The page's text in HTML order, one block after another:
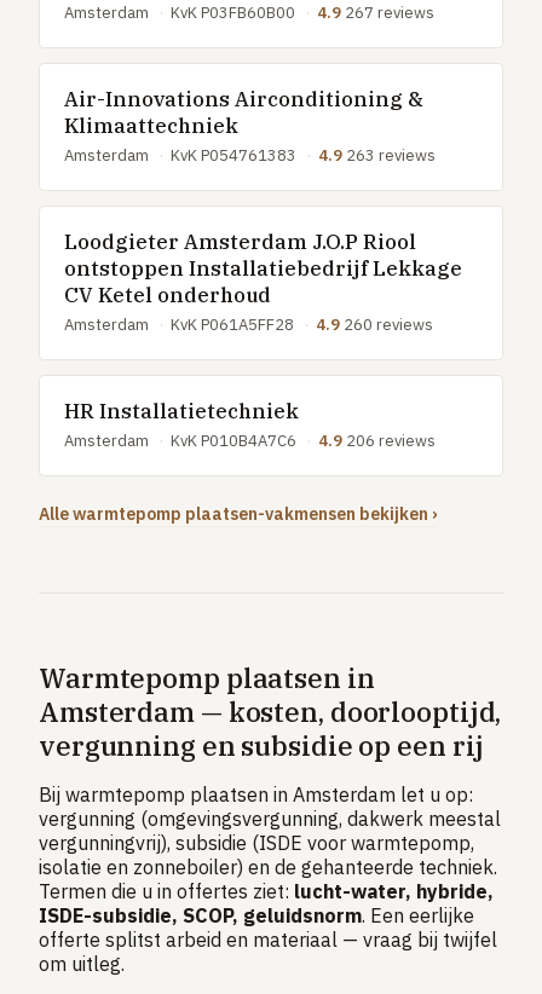
Amsterdam · KvK P03FB60B00 · 4.9 267 reviews
Air-Innovations Airconditioning &
Klimaattechniek
Amsterdam · KvK P054761383 · 4.9 263 reviews
Loodgieter Amsterdam J.O.P Riool
ontstoppen Installatiebedrijf Lekkage
CV Ketel onderhoud
Amsterdam · KvK P061A5FF28 · 4.9 260 reviews
HR Installatietechniek
Amsterdam · KvK P010B4A7C6 · 4.9 206 reviews
Alle warmtepomp plaatsen-vakmensen bekijken ›
Warmtepomp plaatsen in
Amsterdam — kosten, doorlooptijd,
vergunning en subsidie op een rij
Bij warmtepomp plaatsen in Amsterdam let u op:
vergunning (omgevingsvergunning, dakwerk meestal
vergunningvrij), subsidie (ISDE voor warmtepomp,
isolatie en zonneboiler) en de gehanteerde techniek.
Termen die u in offertes ziet: lucht-water, hybride,
ISDE-subsidie, SCOP, geluidsnorm. Een eerlijke
offerte splitst arbeid en materiaal — vraag bij twijfel
om uitleg.